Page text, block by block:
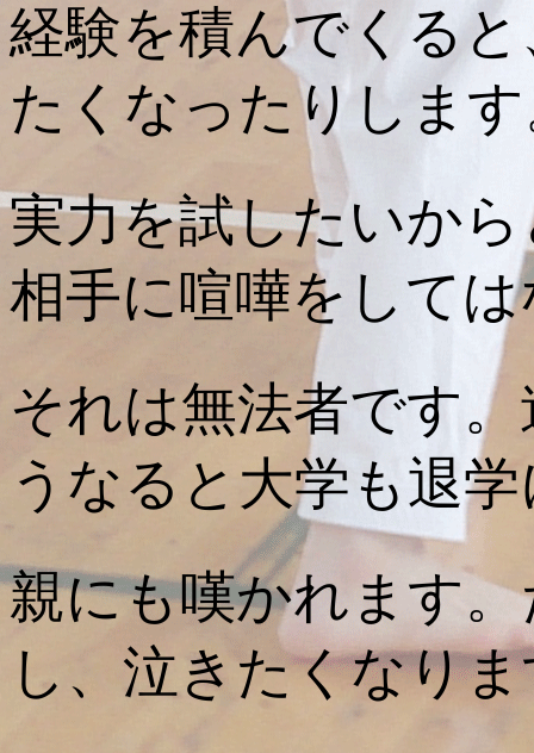
経験を積んでくる
たくなったりしま
実力を試したいか
相手に喧嘩をして
それは無法者です
うなると大学も退
親にも嘆かれます
し、泣きたくなり